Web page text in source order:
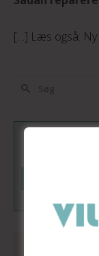
[…] Læs også: Ny